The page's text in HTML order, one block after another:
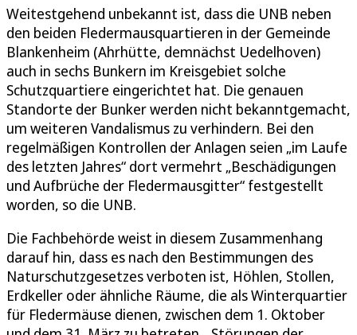
Weitestgehend unbekannt ist, dass die UNB neben
den beiden Fledermausquartieren in der Gemeinde
Blankenheim (Ahrhütte, demnächst Uedelhoven)
auch in sechs Bunkern im Kreisgebiet solche
Schutzquartiere eingerichtet hat. Die genauen
Standorte der Bunker werden nicht bekanntgemacht,
um weiteren Vandalismus zu verhindern. Bei den
regelmäßigen Kontrollen der Anlagen seien „im Laufe
des letzten Jahres“ dort vermehrt „Beschädigungen
und Aufbrüche der Fledermausgitter“ festgestellt
worden, so die UNB.
Die Fachbehörde weist in diesem Zusammenhang
darauf hin, dass es nach den Bestimmungen des
Naturschutzgesetzes verboten ist, Höhlen, Stollen,
Erdkeller oder ähnliche Räume, die als Winterquartier
für Fledermäuse dienen, zwischen dem 1. Oktober